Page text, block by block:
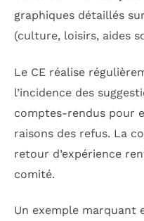
graphiques détaillés
(culture, loisirs, aides
Le CE réalise
l’incidence des
comptes-rendus pour
raisons des refus. La
retour d’expérience
comité.
Un exemple marquant